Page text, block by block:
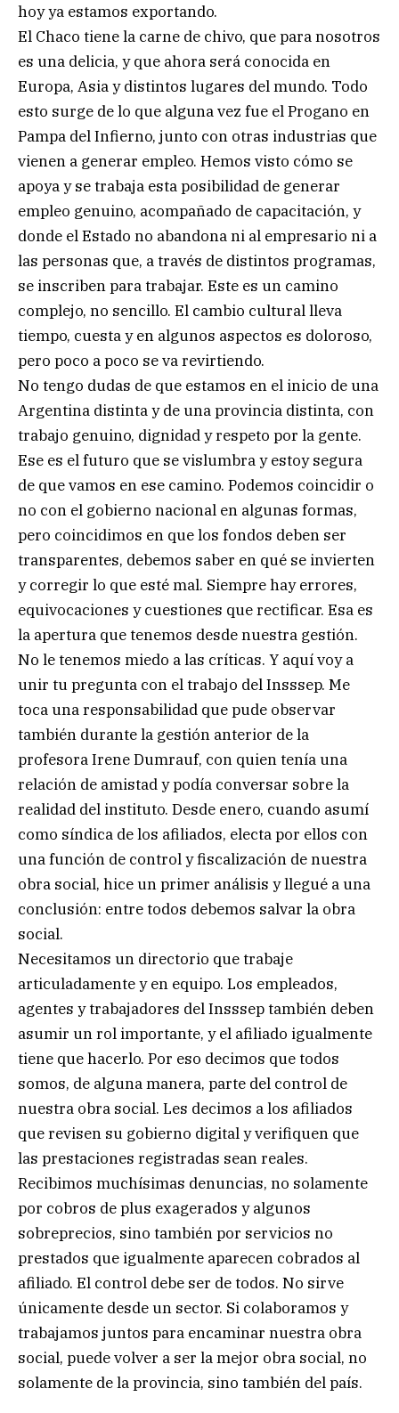
hoy ya estamos exportando.
El Chaco tiene la carne de chivo, que para nosotros
es una delicia, y que ahora será conocida en
Europa, Asia y distintos lugares del mundo. Todo
esto surge de lo que alguna vez fue el Progano en
Pampa del Infierno, junto con otras industrias que
vienen a generar empleo. Hemos visto cómo se
apoya y se trabaja esta posibilidad de generar
empleo genuino, acompañado de capacitación, y
donde el Estado no abandona ni al empresario ni a
las personas que, a través de distintos programas,
se inscriben para trabajar. Este es un camino
complejo, no sencillo. El cambio cultural lleva
tiempo, cuesta y en algunos aspectos es doloroso,
pero poco a poco se va revirtiendo.
No tengo dudas de que estamos en el inicio de una
Argentina distinta y de una provincia distinta, con
trabajo genuino, dignidad y respeto por la gente.
Ese es el futuro que se vislumbra y estoy segura
de que vamos en ese camino. Podemos coincidir o
no con el gobierno nacional en algunas formas,
pero coincidimos en que los fondos deben ser
transparentes, debemos saber en qué se invierten
y corregir lo que esté mal. Siempre hay errores,
equivocaciones y cuestiones que rectificar. Esa es
la apertura que tenemos desde nuestra gestión.
No le tenemos miedo a las críticas. Y aquí voy a
unir tu pregunta con el trabajo del Insssep. Me
toca una responsabilidad que pude observar
también durante la gestión anterior de la
profesora Irene Dumrauf, con quien tenía una
relación de amistad y podía conversar sobre la
realidad del instituto. Desde enero, cuando asumí
como síndica de los afiliados, electa por ellos con
una función de control y fiscalización de nuestra
obra social, hice un primer análisis y llegué a una
conclusión: entre todos debemos salvar la obra
social.
Necesitamos un directorio que trabaje
articuladamente y en equipo. Los empleados,
agentes y trabajadores del Insssep también deben
asumir un rol importante, y el afiliado igualmente
tiene que hacerlo. Por eso decimos que todos
somos, de alguna manera, parte del control de
nuestra obra social. Les decimos a los afiliados
que revisen su gobierno digital y verifiquen que
las prestaciones registradas sean reales.
Recibimos muchísimas denuncias, no solamente
por cobros de plus exagerados y algunos
sobreprecios, sino también por servicios no
prestados que igualmente aparecen cobrados al
afiliado. El control debe ser de todos. No sirve
únicamente desde un sector. Si colaboramos y
trabajamos juntos para encaminar nuestra obra
social, puede volver a ser la mejor obra social, no
solamente de la provincia, sino también del país.